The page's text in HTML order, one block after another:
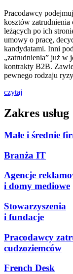
Pracodawcy
kosztów
leżących po ich
umowy o pracę,
kandydatami. Inni
„zatrudnienia” już w
kontrakty B2B.
pewnego rodzaju
czytaj
Zakres usług
Małe i średnie
Branża IT
Agencje
i domy mediowe
Stowarzyszenia
i fundacje
Pracodawcy
cudzoziemców
French Desk